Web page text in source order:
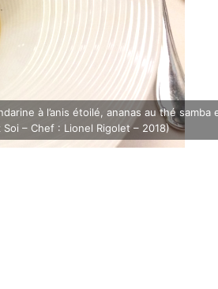
à l’anis étoilé, ananas au thé samba
Soi – Chef : Lionel Rigolet – 2018)